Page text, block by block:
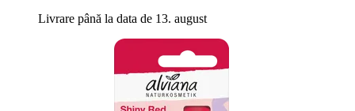
Livrare până la data de 13. august